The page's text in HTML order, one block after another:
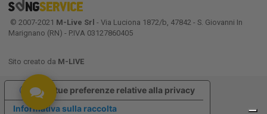
© 2007-2021 M-Live Srl - Via Luciona 1872/b, 47842 - S. Giovanni In
Marignano (RN) - P.IVA 03127860405
Sito creato da M-LIVE
Informativa sulla raccolta
Le tue preferenze relative alla privacy